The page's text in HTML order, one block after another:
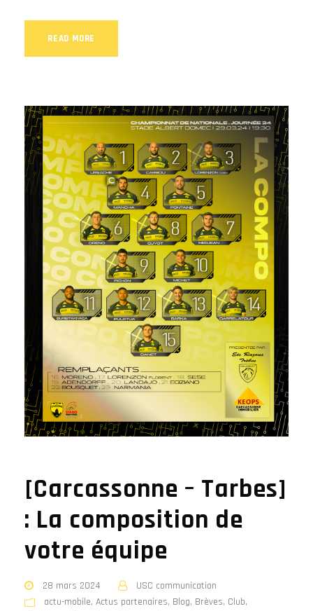
READ MORE
[Carcassonne – Tarbes]
: La composition de
votre équipe
28 mars 2024
USC communication
actu-mobile, Actus partenaires, Blog, Brèves, Club,